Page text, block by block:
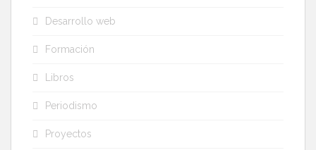
Desarrollo web
Formación
Libros
Periodismo
Proyectos